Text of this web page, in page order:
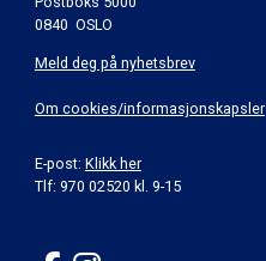
0840 OSLO
Meld deg på nyhetsbrev
Om cookies/informasjonskapsler
E-post: Klikk her
Tlf: 970 02520 kl. 9-15